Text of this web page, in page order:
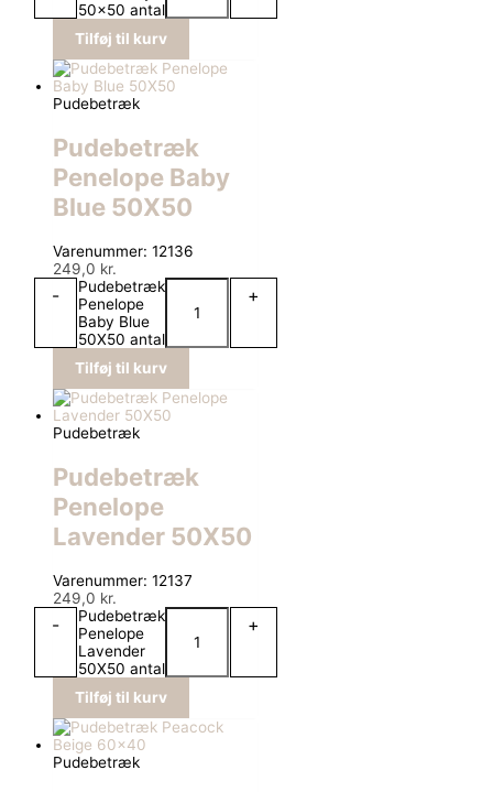
50x50 antal
Tilføj til kurv
Pudebetræk
Pudebetræk
Penelope Baby
Blue 50X50
Varenummer: 12136
249,0 kr.
-
Pudebetræk
Penelope
Baby Blue
50X50 antal
+
Tilføj til kurv
Pudebetræk
Pudebetræk
Penelope
Lavender 50X50
Varenummer: 12137
249,0 kr.
-
Pudebetræk
Penelope
Lavender
50X50 antal
+
Tilføj til kurv
Pudebetræk